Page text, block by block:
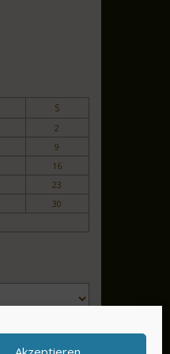
S
2
9
16
23
30